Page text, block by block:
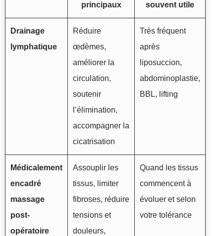
principaux
souvent utile
Drainage
lymphatique
Réduire
œdèmes,
améliorer la
circulation,
soutenir
l’élimination,
accompagner la
cicatrisation
Très fréquent
après
liposuccion,
abdominoplastie,
BBL, lifting
Médicalement
encadré
massage
post-
opératoire
Assouplir les
tissus, limiter
fibroses, réduire
tensions et
douleurs,
Quand les tissus
commencent à
évoluer et selon
votre tolérance